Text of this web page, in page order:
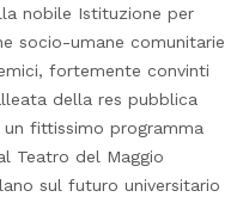
nobile Istituzione per
socio-umane comunitarie
fortemente convinti
della res pubblica
fittissimo programma
Teatro del Maggio
sul futuro universitario